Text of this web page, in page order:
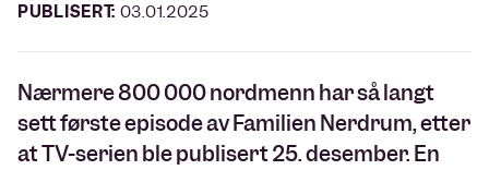
PUBLISERT: 03.01.2025
Nærmere 800 000 nordmenn har så langt
sett første episode av Familien Nerdrum, etter
at TV-serien ble publisert 25. desember. Én